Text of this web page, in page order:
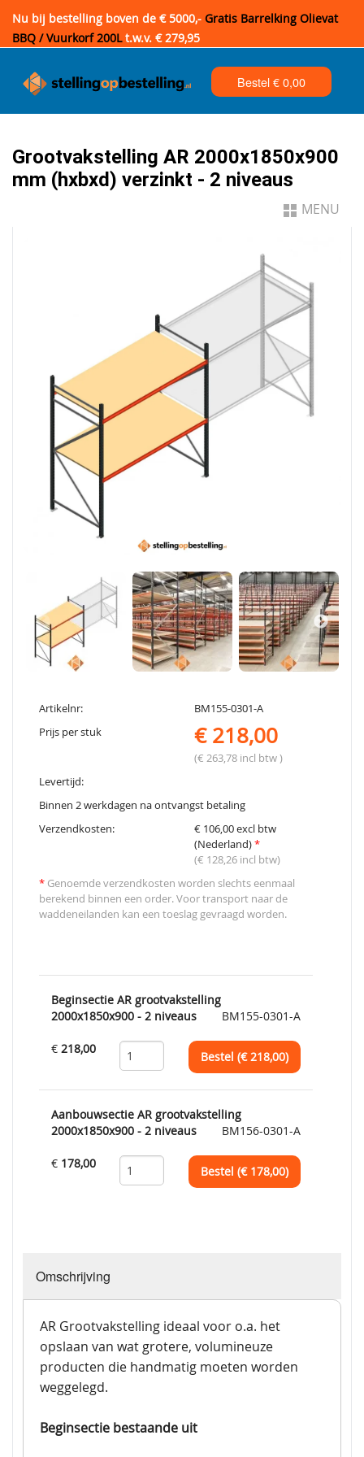
Nu bij bestelling boven de € 5000,- Gratis Barrelking Olievat
BBQ / Vuurkorf 200Lt.w.v. € 279,95
Bestel €0,00
Grootvakstelling AR 2000x1850x900
mm (hxbxd) verzinkt - 2 niveaus
MENU
Artikelnr:
BM155-0301-A
Prijs per stuk
€ 218,00
(€ 263,78 incl btw )
Levertijd:
Binnen 2 werkdagen na ontvangst betaling
Verzendkosten:
€ 106,00 excl btw
(Nederland)*
(€ 128,26 incl btw)
* Genoemde verzendkosten worden slechts eenmaal
berekend binnen een order. Voor transport naar de
waddeneilanden kan een toeslag gevraagd worden.
Beginsectie AR grootvakstelling
2000x1850x900 - 2 niveaus
BM155-0301-A
€ 218,00
Bestel (€218,00)
Aanbouwsectie AR grootvakstelling
2000x1850x900 - 2 niveaus
BM156-0301-A
€ 178,00
Bestel (€ 178,00)
Omschrijving
AR Grootvakstelling ideaal voor o.a. het
opslaan van wat grotere, volumineuze
producten die handmatig moeten worden
weggelegd.
Beginsectie bestaande uit